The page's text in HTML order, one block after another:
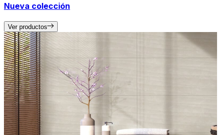
Nueva colección
Ver productos